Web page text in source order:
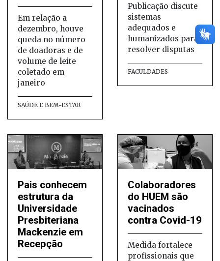
Em relação a
dezembro, houve
queda no número
de doadoras e de
volume de leite
coletado em
janeiro
SAÚDE E BEM-ESTAR
Publicação discute
sistemas
adequados e
humanizados para
resolver disputas
FACULDADES
Pais conhecem
estrutura da
Universidade
Presbiteriana
Mackenzie em
Recepção
Colaboradores
do HUEM são
vacinados
contra Covid-19
Medida fortalece
profissionais que